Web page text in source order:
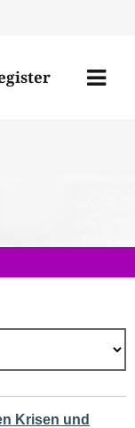
Menü
Krisen und